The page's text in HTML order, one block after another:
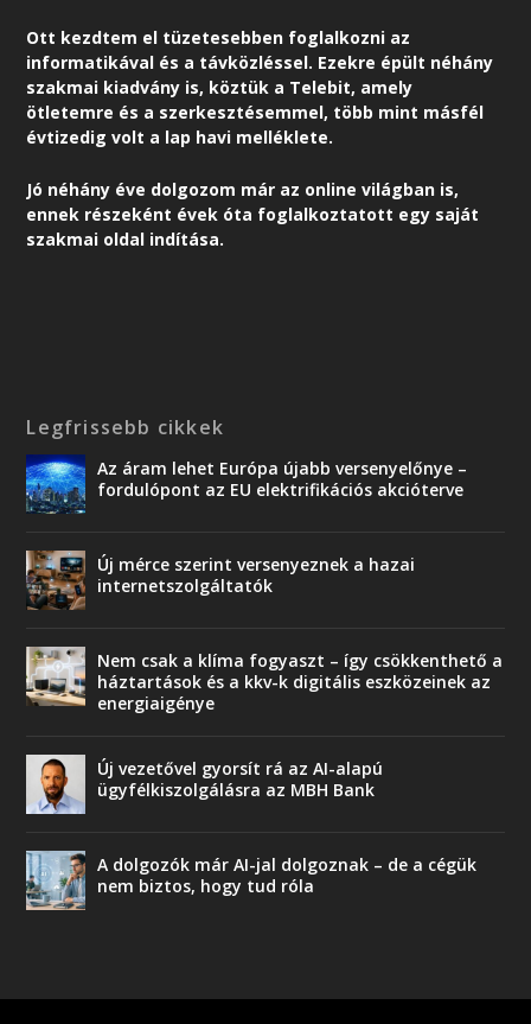
Ott kezdtem el tüzetesebben foglalkozni az
informatikával és a távközléssel. Ezekre épült néhány
szakmai kiadvány is, köztük a Telebit, amely
ötletemre és a szerkesztésemmel, több mint másfél
évtizedig volt a lap havi melléklete.
Jó néhány éve dolgozom már az online világban is,
ennek részeként évek óta foglalkoztatott egy saját
szakmai oldal indítása.
Legfrissebb cikkek
Az áram lehet Európa újabb versenyelőnye –
fordulópont az EU elektrifikációs akcióterve
Új mérce szerint versenyeznek a hazai
internetszolgáltatók
Nem csak a klíma fogyaszt – így csökkenthető a
háztartások és a kkv-k digitális eszközeinek az
energiaigénye
Új vezetővel gyorsít rá az AI-alapú
ügyfélkiszolgálásra az MBH Bank
A dolgozók már AI-jal dolgoznak – de a cégük
nem biztos, hogy tud róla